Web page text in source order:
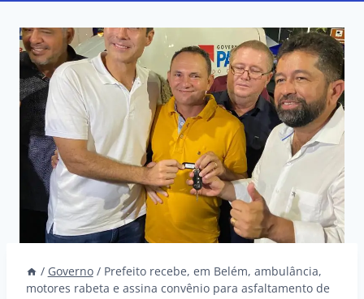
/ Governo / Prefeito recebe, em Belém, ambulância,
motores rabeta e assina convênio para asfaltamento de